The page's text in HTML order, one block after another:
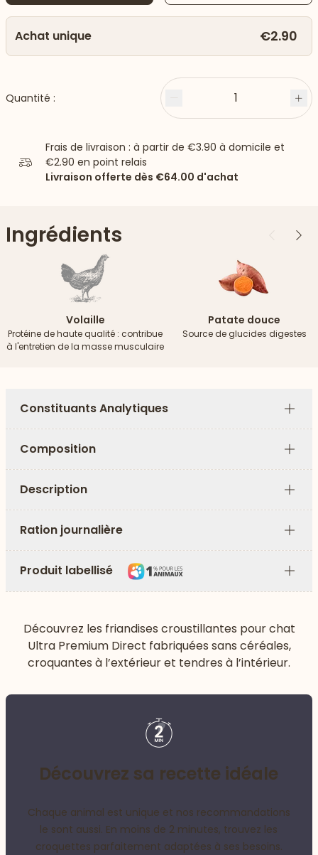
Achat unique €2.90
Quantité : Moins 1
Frais de livraison : à partir de €3.90 à domicile et
€2.90 en point relais
Livraison offerte dès €64.00 d'achat
Ingrédients Précédent
Volaille
Protéine de haute qualité : contribue
à l'entretien de la masse musculaire
Patate douce
Source de glucides digestes
Constituants Analytiques
Plus
Composition
Plus
Description
Plus
Ration journalière
Plus
Produit labellisé
Découvrez les friandises croustillantes pour chat
Ultra Premium Direct fabriquées sans céréales,
croquantes à l’extérieur et tendres à l’intérieur.
Découvrez sa recette idéale
Chaque animal est unique et nos recommandations
le sont aussi. En moins de 2 minutes, trouvez les
croquettes parfaitement adaptées à ses besoins.